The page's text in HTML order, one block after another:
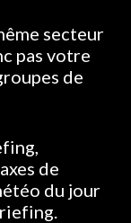
secteur
pas votre
de
de
du jour